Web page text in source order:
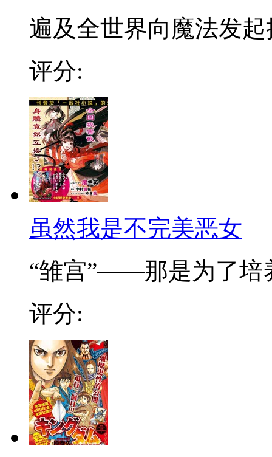
遍及全世界向魔法发起
评分:
虽然我是不完美恶女
“雏宫”——那是为了培
评分: